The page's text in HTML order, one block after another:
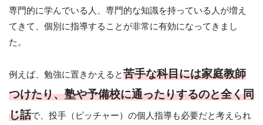
専門的に学んでいる人、専門的な知識を持っている人が増え
てきて、個別に指導することが非常に有効になってきまし
た。
例えば、勉強に置きかえると苦手な科目には家庭教師
つけたり、塾や予備校に通ったりするのと全く同
じ話で、投手（ピッチャー）の個人指導も必要だと考えられ